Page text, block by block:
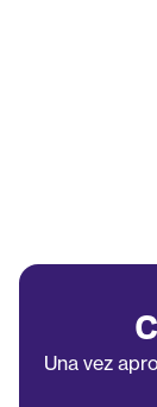
Una vez